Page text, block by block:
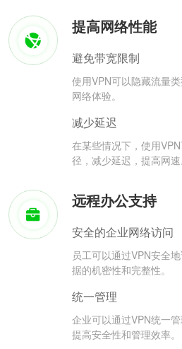
提高网络性能
避免带宽限制
使用VPN可以隐藏流量
网络体验。
减少延迟
在某些情况下，使用
径，减少延迟，提高网速
远程办公支持
安全的企业网络访问
员工可以通过VPN安全
据的机密性和完整性。
统一管理
企业可以通过VPN统一
提高安全性和管理效率。